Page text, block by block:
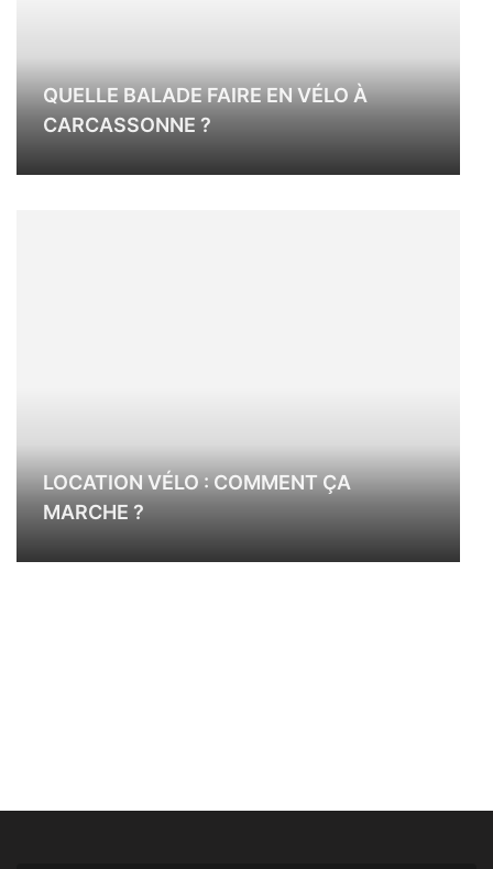
QUELLE BALADE FAIRE EN VÉLO À
CARCASSONNE ?
LOCATION VÉLO : COMMENT ÇA
MARCHE ?